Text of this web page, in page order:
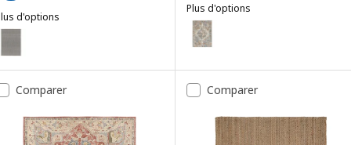
d'options
: TIPHEDE, Tapis tissé à plat, noir/naturel, 155x220 cm
Plus d'options
ONSEVIG
Option : ONSEVIG, Tapis, poils
Comparer Comparer